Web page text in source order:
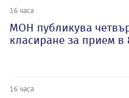
16 часа
МОН публикува
класиране за прием в
16 часа